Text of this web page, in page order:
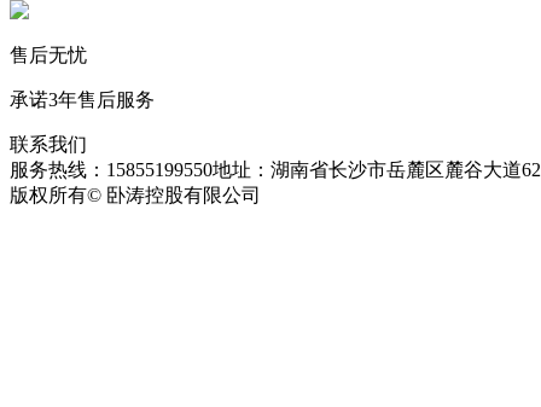
售后无忧
承诺3年售后服务
联系我们
服务热线：15855199550地址：湖南省长沙市岳麓区麓谷大道
版权所有© 卧涛控股有限公司